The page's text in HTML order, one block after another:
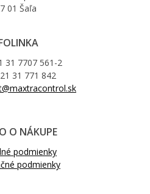
01 Šaľa
31 7707 561-2
31 771 842
O NÁKUPE
podmienky
podmienky